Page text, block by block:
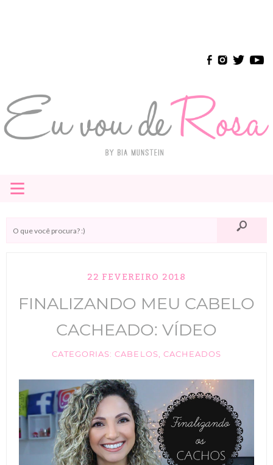
≡
E-BOOK
ANUNCIE
CABELOS
MAQUIAGEM
22 FEVEREIRO 2018
FINALIZANDO MEU CABELO
CACHEADO: VÍDEO
CATEGORIAS:CABELOS, CACHEADOS